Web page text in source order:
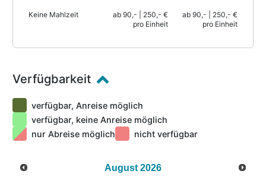
Keine Mahlzeit
ab 90,- | 250,- €
pro Einheit
ab 90,- | 250,- €
pro Einheit
Verfügbarkeit
verfügbar, Anreise möglich
verfügbar, keine Anreise möglich
nur Abreise möglich
nicht verfügbar
August 2026